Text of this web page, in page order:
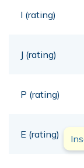
I (rating)
J (rating)
P (rating)
E (rating)